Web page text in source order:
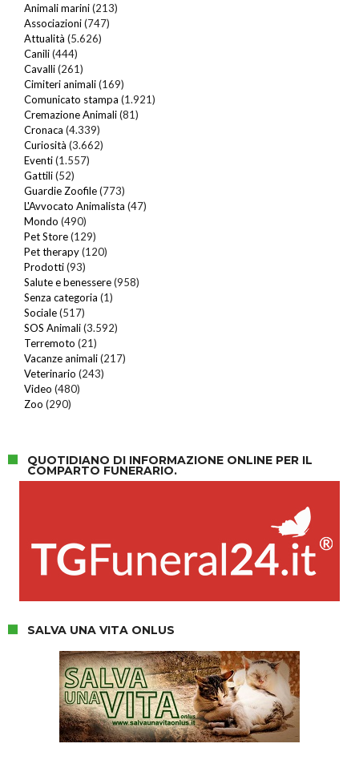
Animali marini(213)
Associazioni(747)
Attualità (5.626)
Canili(444)
Cavalli(261)
Cimiteri animali(169)
Comunicato stampa (1.921)
Cremazione Animali(81)
Cronaca (4.339)
Curiosità (3.662)
Eventi(1.557)
Gattili(52)
Guardie Zoofile(773)
L'Avvocato Animalista (47)
Mondo (490)
Pet Store(129)
Pet therapy(120)
Prodotti(93)
Salute e benessere(958)
Senza categoria (1)
Sociale(517)
SOS Animali(3.592)
Terremoto (21)
Vacanze animali(217)
Veterinario (243)
Video (480)
Zoo (290)
QUOTIDIANO DI INFORMAZIONE ONLINE PER IL
COMPARTO FUNERARIO.
SALVA UNA VITA ONLUS